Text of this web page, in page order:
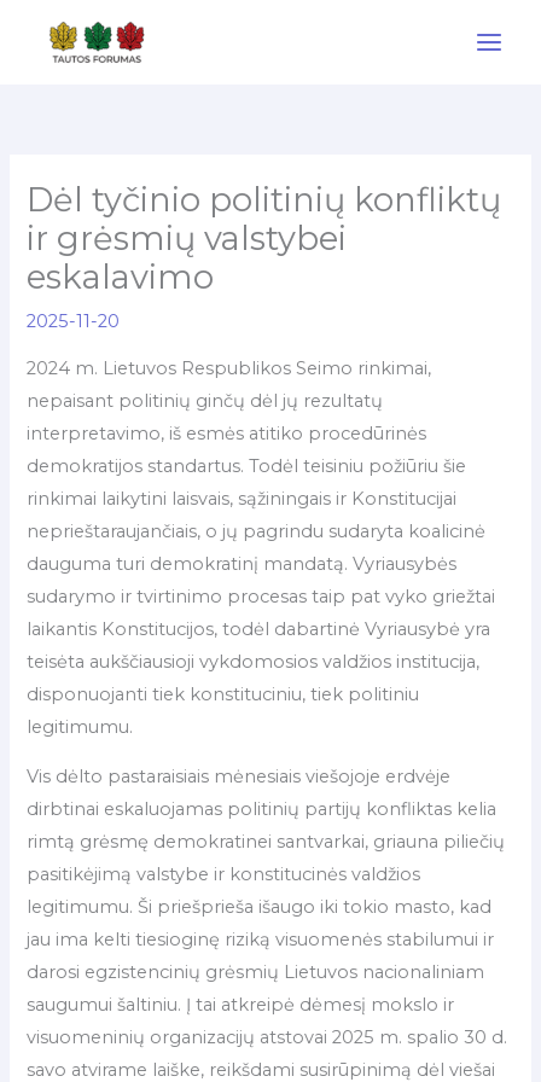
Dėl tyčinio politinių konfliktų
ir grėsmių valstybei
eskalavimo
2025-11-20
2024 m. Lietuvos Respublikos Seimo rinkimai,
nepaisant politinių ginčų dėl jų rezultatų
interpretavimo, iš esmės atitiko procedūrinės
demokratijos standartus. Todėl teisiniu požiūriu šie
rinkimai laikytini laisvais, sąžiningais ir Konstitucijai
neprieštaraujančiais, o jų pagrindu sudaryta koalicinė
dauguma turi demokratinį mandatą. Vyriausybės
sudarymo ir tvirtinimo procesas taip pat vyko griežtai
laikantis Konstitucijos, todėl dabartinė Vyriausybė yra
teisėta aukščiausioji vykdomosios valdžios institucija,
disponuojanti tiek konstituciniu, tiek politiniu
legitimumu.
Vis dėlto pastaraisiais mėnesiais viešojoje erdvėje
dirbtinai eskaluojamas politinių partijų konfliktas kelia
rimtą grėsmę demokratinei santvarkai, griauna piliečių
pasitikėjimą valstybe ir konstitucinės valdžios
legitimumu. Ši priešprieša išaugo iki tokio masto, kad
jau ima kelti tiesioginę riziką visuomenės stabilumui ir
darosi egzistencinių grėsmių Lietuvos nacionaliniam
saugumui šaltiniu. Į tai atkreipė dėmesį mokslo ir
visuomeninių organizacijų atstovai 2025 m. spalio 30 d.
savo atvirame laiške, reikšdami susirūpinimą dėl viešai